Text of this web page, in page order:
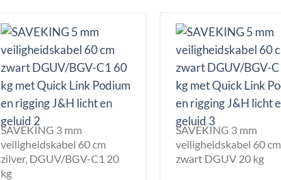
SAVEKING 3 mm
veiligheidskabel 60 cm
zilver, DGUV/BGV-C1 20
kg
SAVEKING 3 mm
veiligheidskabel 60 cm
zwart DGUV 20 kg